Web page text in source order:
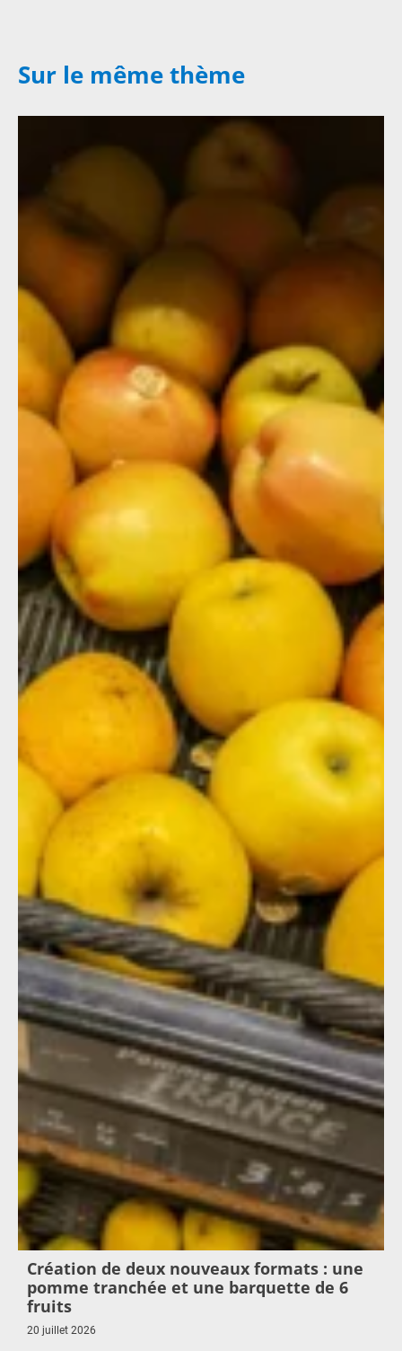
Sur le même thème
Création de deux nouveaux formats : une
pomme tranchée et une barquette de 6
fruits
20 juillet 2026